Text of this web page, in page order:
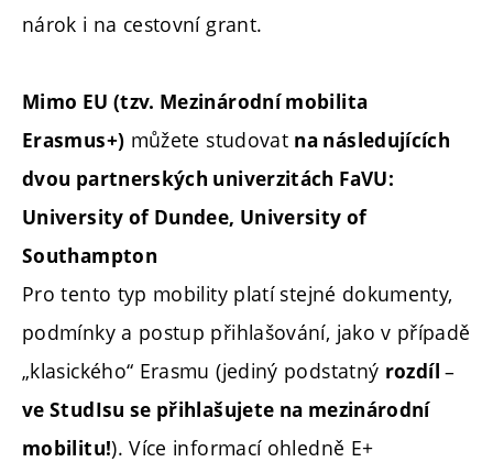
nárok i na cestovní grant.
Mimo EU (tzv. Mezinárodní mobilita
Erasmus+) můžete studovat na následujících
dvou partnerských univerzitách FaVU:
University of Dundee, University of
Southampton
Pro tento typ mobility platí stejné dokumenty,
podmínky a postup přihlašování, jako v případě
„klasického“ Erasmu (jediný podstatný rozdíl –
ve StudIsu se přihlašujete na mezinárodní
mobilitu!). Více informací ohledně E+